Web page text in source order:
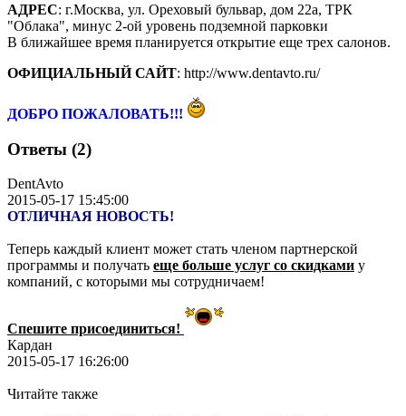
АДРЕС: г.Москва, ул. Ореховый бульвар, дом 22а, ТРК
"Облака", минус 2-ой уровень подземной парковки
В ближайшее время планируется открытие еще трех салонов.
ОФИЦИАЛЬНЫЙ САЙТ: http://www.dentavto.ru/
ДОБРО ПОЖАЛОВАТЬ!!!
Ответы (2)
DentAvto
2015-05-17 15:45:00
ОТЛИЧНАЯ НОВОСТЬ!
Теперь каждый клиент может стать членом партнерской
программы и получать еще больше услуг со скидками у
компаний, с которыми мы сотрудничаем!
Спешите присоединиться!
Кардан
2015-05-17 16:26:00
Читайте также